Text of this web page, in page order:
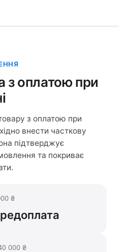
з оплатою при
з оплатою при
внести часткову
підтверджує
та покриває
₴
000 ₴